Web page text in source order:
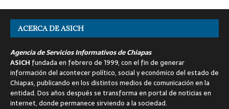
ACERCA DE ASICH
Agencia de Servicios Informativos de Chiapas
ASICH fundada en febrero de 1999, con el fin de generar
información del acontecer político, social y económico del estado de
Chiapas, publicando en los distintos medios de comunicación en la
entidad. Dos años después se transforma en portal de noticias en
internet, donde permanece sirviendo a la sociedad.